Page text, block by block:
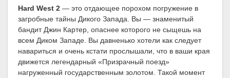
Hard West 2 — это отдающее порохом погружение в
загробные тайны Дикого Запада. Вы — знаменитый
бандит Джин Картер, опаснее которого не сыщешь на
всем Диком Западе. Вы давненько хотели как следует
навариться и очень кстати прослышали, что в ваши края
движется легендарный «Призрачный поезд»
нагруженный государственным золотом. Такой момент